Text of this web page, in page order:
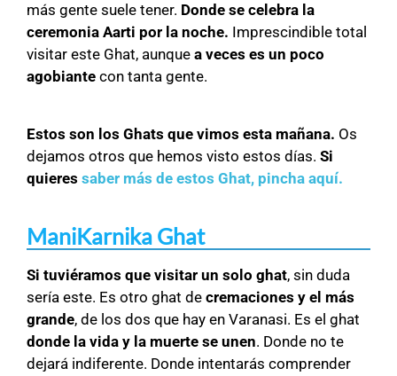
más gente suele tener. Donde se celebra la
ceremonia Aarti por la noche. Imprescindible total
visitar este Ghat, aunque a veces es un poco
agobiante con tanta gente.
Estos son los Ghats que vimos esta mañana. Os
dejamos otros que hemos visto estos días. Si
quieres saber más de estos Ghat, pincha aquí.
ManiKarnika Ghat
Si tuviéramos que visitar un solo ghat, sin duda
sería este. Es otro ghat de cremaciones y el más
grande, de los dos que hay en Varanasi. Es el ghat
donde la vida y la muerte se unen. Donde no te
dejará indiferente. Donde intentarás comprender